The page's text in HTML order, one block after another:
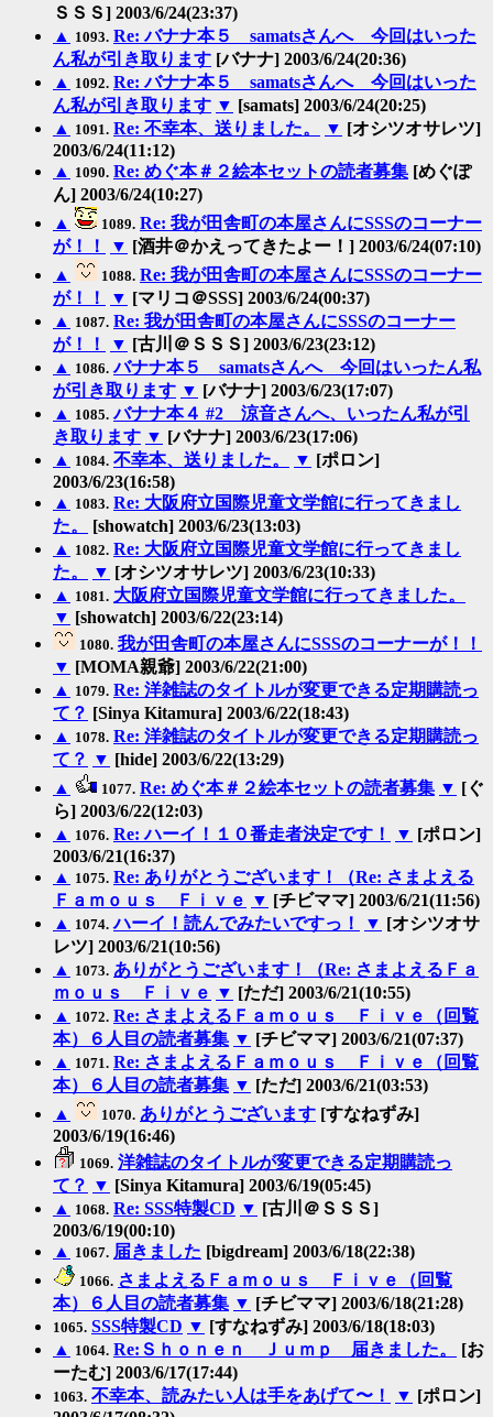
ＳＳＳ] 2003/6/24(23:37)
▲ 1093. Re: バナナ本５ samatsさんへ 今回はいった
ん私が引き取ります [バナナ] 2003/6/24(20:36)
▲ 1092. Re: バナナ本５ samatsさんへ 今回はいった
ん私が引き取ります ▼ [samats] 2003/6/24(20:25)
▲ 1091. Re: 不幸本、送りました。 ▼ [オシツオサレツ]
2003/6/24(11:12)
▲ 1090. Re: めぐ本＃２絵本セットの読者募集 [めぐぽ
ん] 2003/6/24(10:27)
▲
1089. Re: 我が田舎町の本屋さんにSSSのコーナー
が！！
▼ [酒井＠かえってきたよー！] 2003/6/24(07:10)
▲
1088. Re: 我が田舎町の本屋さんにSSSのコーナー
が！！
▼ [マリコ＠SSS] 2003/6/24(00:37)
▲ 1087. Re: 我が田舎町の本屋さんにSSSのコーナー
が！！
▼ [古川＠ＳＳＳ] 2003/6/23(23:12)
▲ 1086. バナナ本５ samatsさんへ 今回はいったん私
が引き取ります ▼ [バナナ] 2003/6/23(17:07)
▲ 1085. バナナ本４ #2 涼音さんへ、いったん私が引
き取ります ▼ [バナナ] 2003/6/23(17:06)
▲ 1084. 不幸本、送りました。 ▼ [ポロン]
2003/6/23(16:58)
▲ 1083. Re: 大阪府立国際児童文学館に行ってきまし
た。
[showatch] 2003/6/23(13:03)
▲ 1082. Re: 大阪府立国際児童文学館に行ってきまし
た。
▼ [オシツオサレツ] 2003/6/23(10:33)
▲ 1081. 大阪府立国際児童文学館に行ってきました。
▼ [showatch] 2003/6/22(23:14)
1080. 我が田舎町の本屋さんにSSSのコーナーが！！
▼ [MOMA親爺] 2003/6/22(21:00)
▲ 1079. Re: 洋雑誌のタイトルが変更できる定期購読っ
て？ [Sinya Kitamura] 2003/6/22(18:43)
▲ 1078. Re: 洋雑誌のタイトルが変更できる定期購読っ
て？ ▼ [hide] 2003/6/22(13:29)
▲
1077. Re: めぐ本＃２絵本セットの読者募集 ▼ [ぐ
ら] 2003/6/22(12:03)
▲ 1076. Re: ハーイ！１０番走者決定です！ ▼ [ポロン]
2003/6/21(16:37)
▲ 1075. Re: ありがとうございます！（Re: さまよえる
Ｆａｍｏｕｓ Ｆｉｖｅ ▼ [チビママ] 2003/6/21(11:56)
▲ 1074. ハーイ！読んでみたいですっ！ ▼ [オシツオサ
レツ] 2003/6/21(10:56)
▲ 1073. ありがとうございます！（Re: さまよえるＦａ
ｍｏｕｓ Ｆｉｖｅ ▼ [ただ] 2003/6/21(10:55)
▲ 1072. Re: さまよえるＦａｍｏｕｓ Ｆｉｖｅ（回覧
本）６人目の読者募集 ▼ [チビママ] 2003/6/21(07:37)
▲ 1071. Re: さまよえるＦａｍｏｕｓ Ｆｉｖｅ（回覧
本）６人目の読者募集 ▼ [ただ] 2003/6/21(03:53)
▲
1070. ありがとうございます [すなねずみ]
2003/6/19(16:46)
1069. 洋雑誌のタイトルが変更できる定期購読っ
て？ ▼ [Sinya Kitamura] 2003/6/19(05:45)
▲ 1068. Re: SSS特製CD ▼ [古川＠ＳＳＳ]
2003/6/19(00:10)
▲ 1067. 届きました [bigdream] 2003/6/18(22:38)
1066. さまよえるＦａｍｏｕｓ Ｆｉｖｅ（回覧
本）６人目の読者募集 ▼ [チビママ] 2003/6/18(21:28)
1065. SSS特製CD ▼ [すなねずみ] 2003/6/18(18:03)
▲ 1064. Re:Ｓｈｏｎｅｎ Ｊｕｍｐ 届きました。
[お
ーたむ] 2003/6/17(17:44)
1063. 不幸本、読みたい人は手をあげて〜！ ▼ [ポロン]